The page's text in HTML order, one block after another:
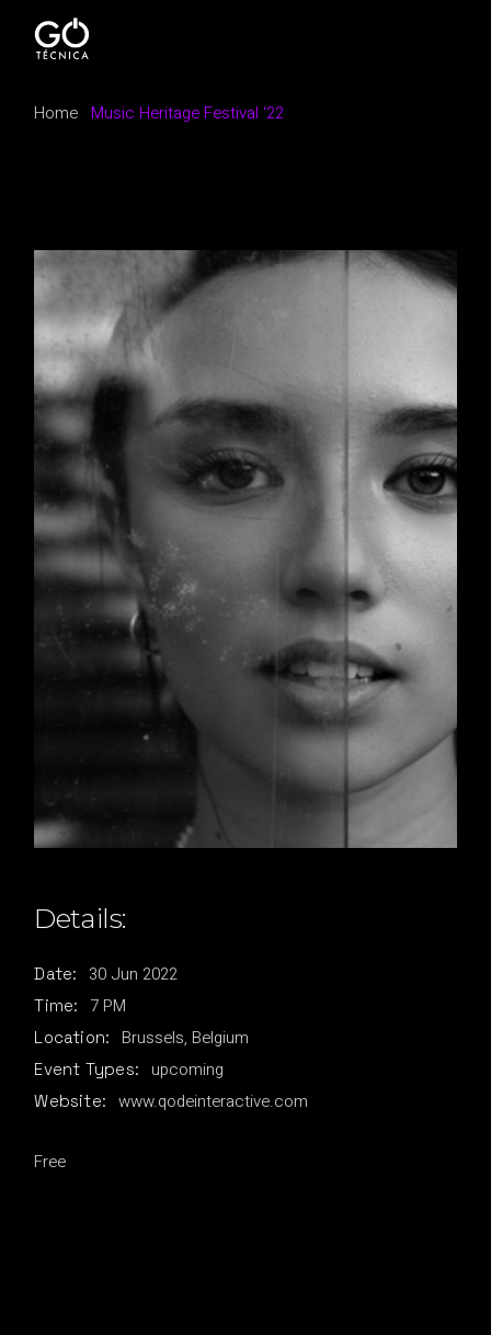
Home Music Heritage Festival ‘22
Details:
Date: 30 Jun 2022
Time: 7 PM
Location: Brussels, Belgium
Event Types: upcoming
Website: www.qodeinteractive.com
Free